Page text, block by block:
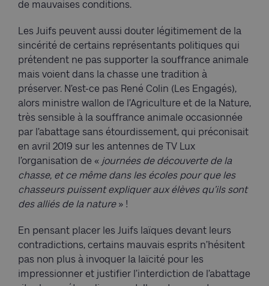
de mauvaises conditions.
Les Juifs peuvent aussi douter légitimement de la
sincérité de certains représentants politiques qui
prétendent ne pas supporter la souffrance animale
mais voient dans la chasse une tradition à
préserver. N’est-ce pas René Colin (Les Engagés),
alors ministre wallon de l’Agriculture et de la Nature,
très sensible à la souffrance animale occasionnée
par l’abattage sans étourdissement, qui préconisait
en avril 2019 sur les antennes de TV Lux
l’organisation de « journées de découverte de la
chasse, et ce même dans les écoles pour que les
chasseurs puissent expliquer aux élèves qu’ils sont
des alliés de la nature» !
En pensant placer les Juifs laïques devant leurs
contradictions, certains mauvais esprits n’hésitent
pas non plus à invoquer la laïcité pour les
impressionner et justifier l’interdiction de l’abattage